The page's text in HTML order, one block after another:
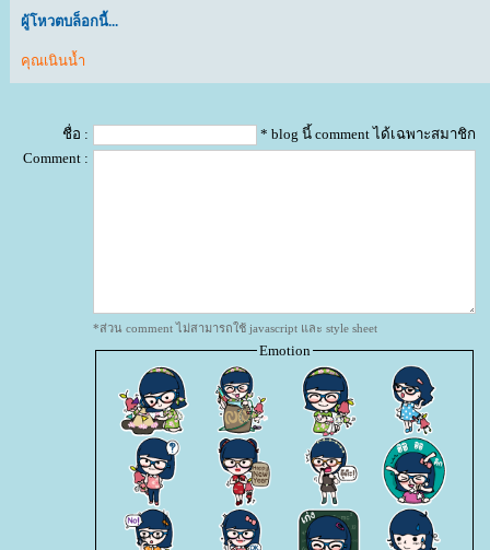
ผู้โหวตบล็อกนี้...
คุณเนินน้ำ
ชื่อ :
* blog นี้ comment ได้เฉพาะสมาชิก
Comment :
*ส่วน comment ไม่สามารถใช้ javascript และ style sheet
Emotion